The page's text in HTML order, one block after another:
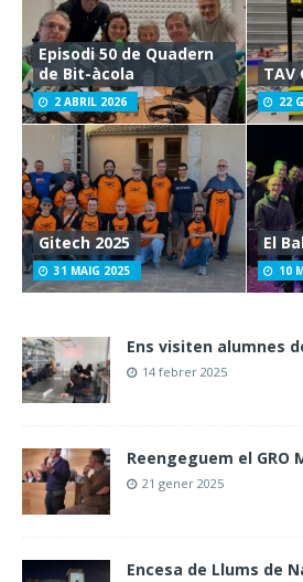
Episodi 50 de Quadern
de Bit-àcola
2 ABRIL 2026
TAV
22
Gitech 2025
31 MAIG 2025
El
10
Ens visiten alumnes
14 febrer 2025
Reengeguem el GRO
21 gener 2025
Encesa de Llums de